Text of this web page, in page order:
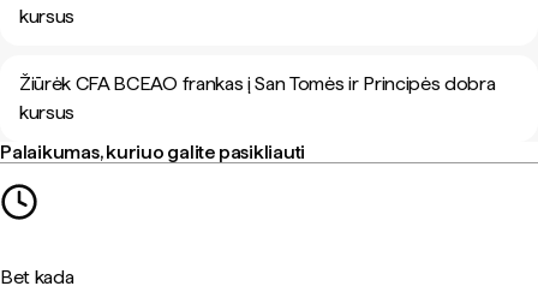
kursus
Žiūrėk CFA BCEAO frankas į San Tomės ir Principės dobra
kursus
Palaikumas, kuriuo galite pasikliauti
Bet kada